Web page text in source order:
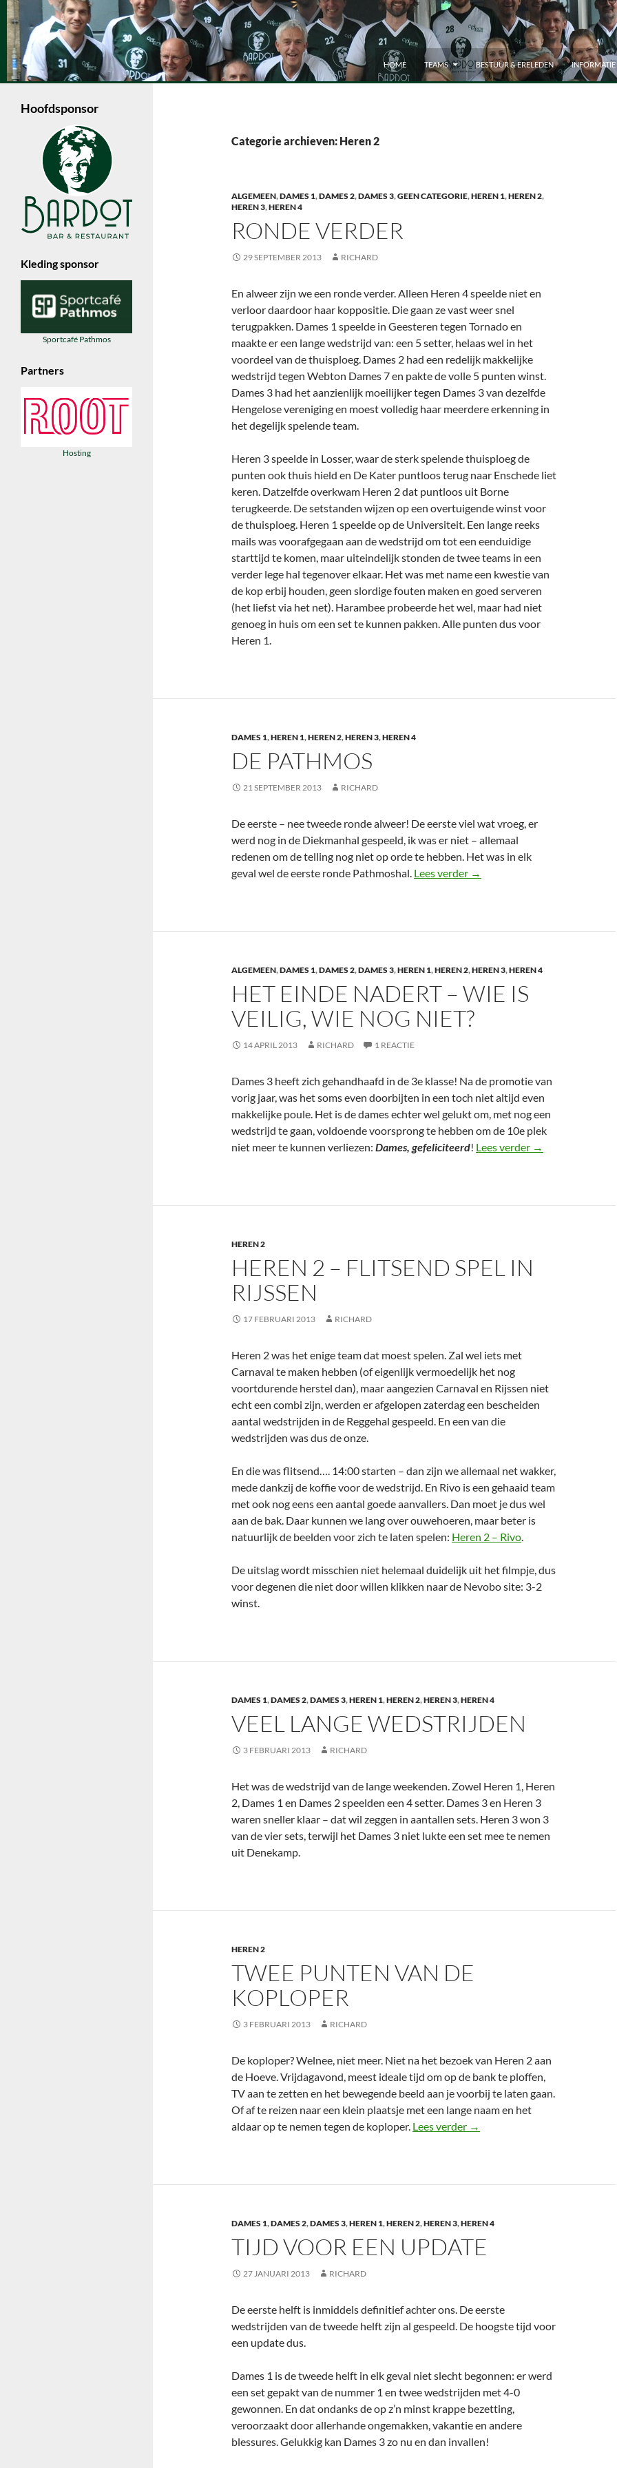
Ga
naar
de
inhoud
Volleybalvereniging Vips Bardot
Zoeken
HOME TEAMS BESTUUR & ERELEDEN INFORMATIE
Categorie archieven: Heren 2
ALGEMEEN,DAMES 1,DAMES 2,DAMES 3,GEEN CATEGORIE,HEREN 1,HEREN 2,
HEREN 3,HEREN 4
RONDE VERDER
29 SEPTEMBER 2013 RICHARD
En alweer zijn we een ronde verder. Alleen Heren 4 speelde niet en
verloor daardoor haar koppositie. Die gaan ze vast weer snel
terugpakken. Dames 1 speelde in Geesteren tegen Tornado en
maakte er een lange wedstrijd van: een 5 setter, helaas wel in het
voordeel van de thuisploeg. Dames 2 had een redelijk makkelijke
wedstrijd tegen Webton Dames 7 en pakte de volle 5 punten winst.
Dames 3 had het aanzienlijk moeilijker tegen Dames 3 van dezelfde
Hengelose vereniging en moest volledig haar meerdere erkenning in
het degelijk spelende team.
Heren 3 speelde in Losser, waar de sterk spelende thuisploeg de
punten ook thuis hield en De Kater puntloos terug naar Enschede liet
keren. Datzelfde overkwam Heren 2 dat puntloos uit Borne
terugkeerde. De setstanden wijzen op een overtuigende winst voor
de thuisploeg. Heren 1 speelde op de Universiteit. Een lange reeks
mails was voorafgegaan aan de wedstrijd om tot een eenduidige
starttijd te komen, maar uiteindelijk stonden de twee teams in een
verder lege hal tegenover elkaar. Het was met name een kwestie van
de kop erbij houden, geen slordige fouten maken en goed serveren
(het liefst via het net). Harambee probeerde het wel, maar had niet
genoeg in huis om een set te kunnen pakken. Alle punten dus voor
Heren 1.
DAMES 1,HEREN 1,HEREN 2,HEREN 3,HEREN 4
DE PATHMOS
21 SEPTEMBER 2013 RICHARD
De eerste – nee tweede ronde alweer! De eerste viel wat vroeg, er
werd nog in de Diekmanhal gespeeld, ik was er niet – allemaal
redenen om de telling nog niet op orde te hebben. Het was in elk
geval wel de eerste ronde Pathmoshal. Lees verder De Pathmos
→
ALGEMEEN,DAMES 1,DAMES 2,DAMES 3,HEREN 1,HEREN 2,HEREN 3,HEREN 4
HET EINDE NADERT – WIE IS
VEILIG, WIE NOG NIET?
14 APRIL 2013 RICHARD 1 REACTIE
Dames 3 heeft zich gehandhaafd in de 3e klasse! Na de promotie van
vorig jaar, was het soms even doorbijten in een toch niet altijd even
makkelijke poule. Het is de dames echter wel gelukt om, met nog een
wedstrijd te gaan, voldoende voorsprong te hebben om de 10e plek
niet meer te kunnen verliezen: Dames, gefeliciteerd! Lees verder Het einde nadert
→
HEREN 2
HEREN 2 – FLITSEND SPEL IN
RIJSSEN
17 FEBRUARI 2013 RICHARD
Heren 2 was het enige team dat moest spelen. Zal wel iets met
Carnaval te maken hebben (of eigenlijk vermoedelijk het nog
voortdurende herstel dan), maar aangezien Carnaval en Rijssen niet
echt een combi zijn, werden er afgelopen zaterdag een bescheiden
aantal wedstrijden in de Reggehal gespeeld. En een van die
wedstrijden was dus de onze.
En die was flitsend…. 14:00 starten – dan zijn we allemaal net wakker,
mede dankzij de koffie voor de wedstrijd. En Rivo is een gehaaid team
met ook nog eens een aantal goede aanvallers. Dan moet je dus wel
aan de bak. Daar kunnen we lang over ouwehoeren, maar beter is
natuurlijk de beelden voor zich te laten spelen: Heren 2 – Rivo.
De uitslag wordt misschien niet helemaal duidelijk uit het filmpje, dus
voor degenen die niet door willen klikken naar de Nevobo site: 3-2
winst.
DAMES 1,DAMES 2,DAMES 3,HEREN 1,HEREN 2,HEREN 3,HEREN 4
VEEL LANGE WEDSTRIJDEN
3 FEBRUARI 2013 RICHARD
Het was de wedstrijd van de lange weekenden. Zowel Heren 1, Heren
2, Dames 1 en Dames 2 speelden een 4 setter. Dames 3 en Heren 3
waren sneller klaar – dat wil zeggen in aantallen sets. Heren 3 won 3
van de vier sets, terwijl het Dames 3 niet lukte een set mee te nemen
uit Denekamp.
HEREN 2
TWEE PUNTEN VAN DE
KOPLOPER
3 FEBRUARI 2013 RICHARD
De koploper? Welnee, niet meer. Niet na het bezoek van Heren 2 aan
de Hoeve. Vrijdagavond, meest ideale tijd om op de bank te ploffen,
TV aan te zetten en het bewegende beeld aan je voorbij te laten gaan.
Of af te reizen naar een klein plaatsje met een lange naam en het
aldaar op te nemen tegen de koploper. Lees verder Twee punten van de koploper
→
DAMES 1,DAMES 2,DAMES 3,HEREN 1,HEREN 2,HEREN 3,HEREN 4
TIJD VOOR EEN UPDATE
27 JANUARI 2013 RICHARD
De eerste helft is inmiddels definitief achter ons. De eerste
wedstrijden van de tweede helft zijn al gespeeld. De hoogste tijd voor
een update dus.
Dames 1 is de tweede helft in elk geval niet slecht begonnen: er werd
een set gepakt van de nummer 1 en twee wedstrijden met 4-0
gewonnen. En dat ondanks de op z’n minst krappe bezetting,
veroorzaakt door allerhande ongemakken, vakantie en andere
blessures. Gelukkig kan Dames 3 zo nu en dan invallen!
Enschede die met 6 dames- en 4
herenteams in de Nevobo competitie
Hoofdsponsor
Kleding sponsor
Sportcafé Pathmos
Partners
Hosting